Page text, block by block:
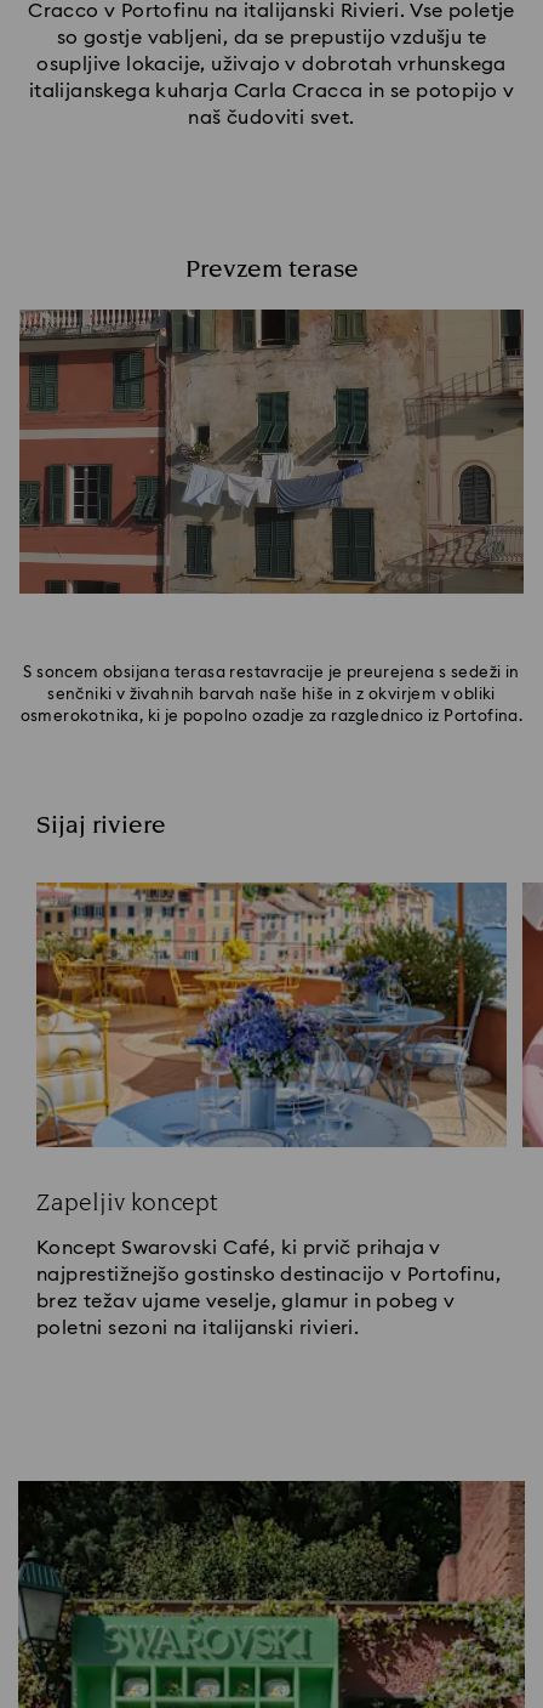
Cracco v Portofinu na italijanski Rivieri. Vse poletje
so gostje vabljeni, da se prepustijo vzdušju te
osupljive lokacije, uživajo v dobrotah vrhunskega
italijanskega kuharja Carla Cracca in se potopijo v
naš čudoviti svet.
Prevzem terase
S soncem obsijana terasa restavracije je preurejena s sedeži in
senčniki v živahnih barvah naše hiše in z okvirjem v obliki
osmerokotnika, ki je popolno ozadje za razglednico iz Portofina.
Sijaj riviere
Zapeljiv koncept
Koncept Swarovski Café, ki prvič prihaja v
najprestižnejšo gostinsko destinacijo v Portofinu,
brez težav ujame veselje, glamur in pobeg v
poletni sezoni na italijanski rivieri.